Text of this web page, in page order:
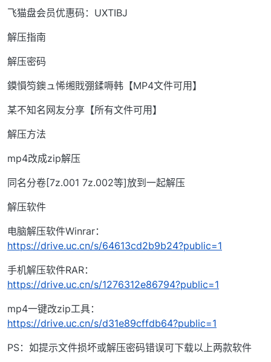
飞猫盘会员优惠码：UXTIBJ
解压指南
解压密码
鏌愪笉鐭ュ悕缃戝弸鍒嗕韩【MP4文件可用】
某不知名网友分享【所有文件可用】
解压方法
mp4改成zip解压
同名分卷[7z.001 7z.002等]放到一起解压
解压软件
电脑解压软件Winrar：
https://drive.uc.cn/s/64613cd2b9b24?public=1
手机解压软件RAR：
https://drive.uc.cn/s/1276312e86794?public=1
mp4一键改zip工具：
https://drive.uc.cn/s/d31e89cffdb64?public=1
PS：如提示文件损坏或解压密码错误可下载以上两款软件